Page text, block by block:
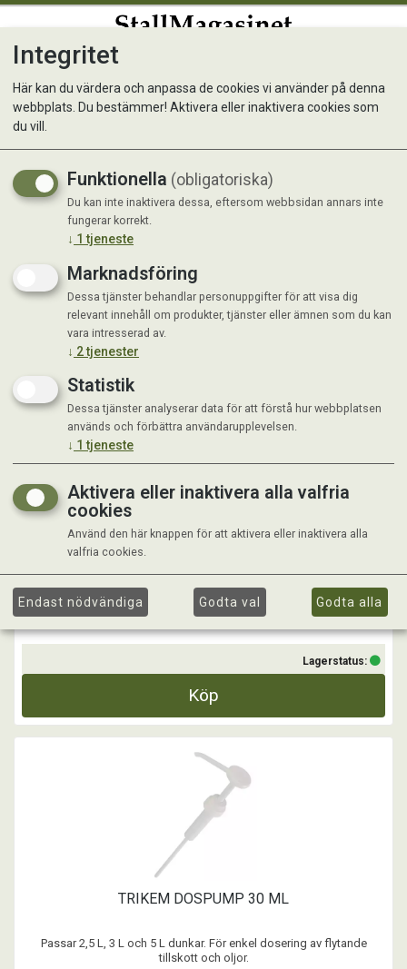
Visar 22 produkter
TRIKEM DOSPUMP 1 ML
Kr 39,00
Lagerstatus:
Köp
TRIKEM DOSPUMP 30 ML
Passar 2,5 L, 3 L och 5 L dunkar. För enkel dosering av flytande
tillskott och oljor.
Integritet
Här kan du värdera och anpassa de cookies vi använder på denna
webbplats. Du bestämmer! Aktivera eller inaktivera cookies som
du vill.
Funktionella (obligatoriska)
Du kan inte inaktivera dessa, eftersom webbsidan annars inte
fungerar korrekt.
↓ 1 tjeneste
Marknadsföring
Dessa tjänster behandlar personuppgifter för att visa dig
relevant innehåll om produkter, tjänster eller ämnen som du kan
vara intresserad av.
↓ 2tjenester
Statistik
Dessa tjänster analyserar data för att förstå hur webbplatsen
används och förbättra användarupplevelsen.
↓ 1 tjeneste
Aktivera eller inaktivera alla valfria
cookies
Använd den här knappen för att aktivera eller inaktivera alla
valfria cookies.
Endast nödvändiga Godta val Godta alla